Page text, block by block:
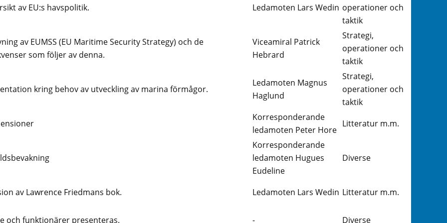
av EU:s havspolitik. Ledamoten Lars Wedin operationer och
taktik
av EUMSS (EU Maritime Security Strategy) och de
som följer av denna.
Viceamiral Patrick
Hebrard
Strategi,
operationer och
taktik
kring behov av utveckling av marina förmågor.
Ledamoten Magnus
Haglund
Strategi,
operationer och
taktik
Korresponderande
ledamoten Peter Hore
Litteratur m.m.
Korresponderande
ledamoten Hugues
Eudeline
Diverse
av Lawrence Friedmans bok. Ledamoten Lars Wedin Litteratur m.m.
och funktionärer presenteras. - Diverse